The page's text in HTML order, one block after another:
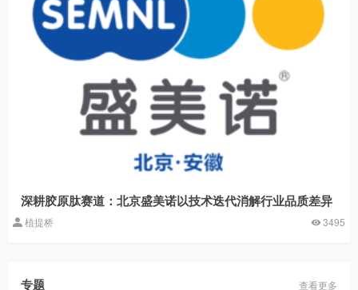
深耕胶原肽赛道：北京盛美诺以技术迭代消解行业品质差异
植提桥 3495
专题 查看更多